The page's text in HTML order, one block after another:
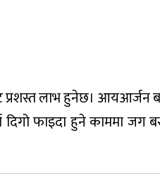
प्रशस्त लाभ हुनेछ। आयआर्जन
दिगो फाइदा हुने काममा जग